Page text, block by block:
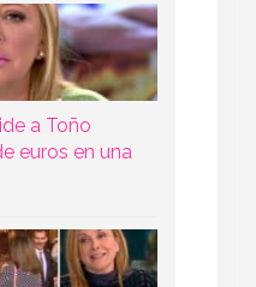
a Toño
euros en una